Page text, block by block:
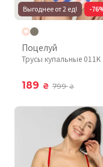
Выгоднее от 2 ед! -
Поцелуй
Трусы купальные 011K
189 ₴ 799₴